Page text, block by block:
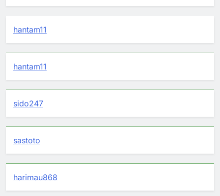
hantam11
hantam11
sido247
sastoto
harimau868